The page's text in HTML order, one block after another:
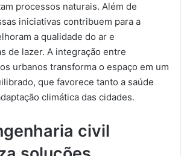
processos naturais. Além de
iniciativas contribuem para a
a qualidade do ar e
de lazer. A integração entre
urbanos transforma o espaço em um
que favorece tanto a saúde
climática das cidades.
civil